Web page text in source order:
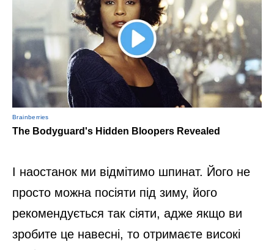
І наостанок ми відмітимо шпинат. Його не
просто можна посіяти під зиму, його
рекомендується так сіяти, адже якщо ви
зробите це навесні, то отримаєте високі